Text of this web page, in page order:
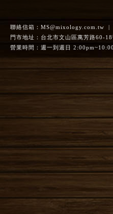
聯絡信箱： MS@mixology.com.tw |
門市地址：台北市文山區萬芳路60-
營業時間：週一到週日